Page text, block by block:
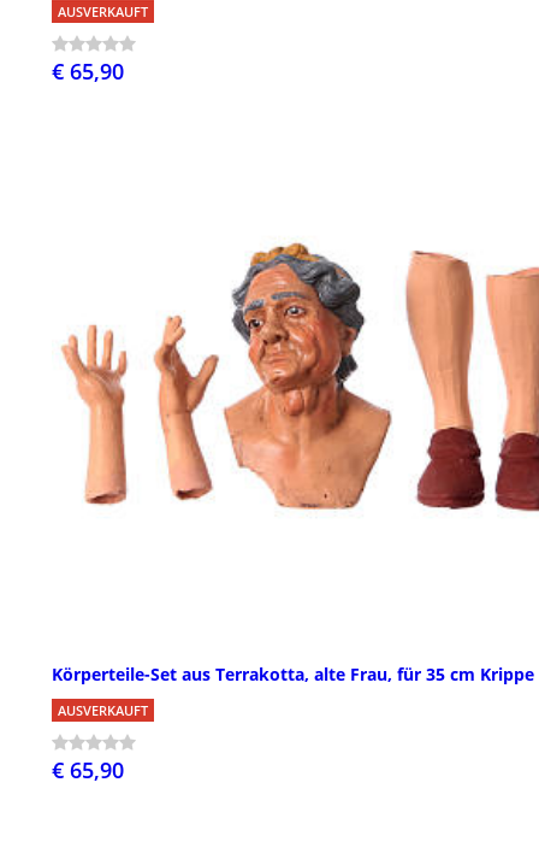
AUSVERKAUFT
€ 65,90
Körperteile-Set aus Terrakotta, alte Frau, für 35 cm Krippe
AUSVERKAUFT
€ 65,90